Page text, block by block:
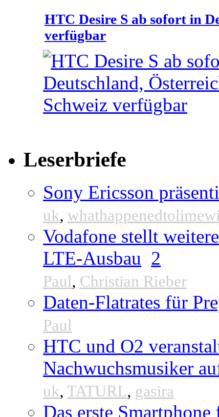
HTC Desire S ab sofort in
verfügbar
Leserbriefe
Sony Ericsson
uk,
Vodafone stellt
LTE-Ausbau 2
Paul, Christian Rieber
Daten-Flatrates für
Paul
HTC und O2
Nachwuchsmusiker
uk, TATURL, gasira
Das erste